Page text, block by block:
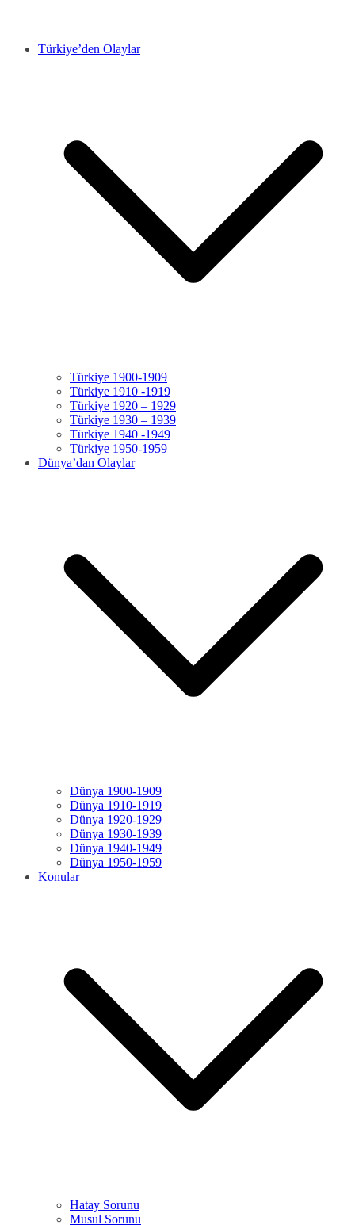
Türkiye’den Olaylar
Türkiye 1900-1909
Türkiye 1910 -1919
Türkiye 1920 – 1929
Türkiye 1930 – 1939
Türkiye 1940 -1949
Türkiye 1950-1959
Dünya’dan Olaylar
Dünya 1900-1909
Dünya 1910-1919
Dünya 1920-1929
Dünya 1930-1939
Dünya 1940-1949
Dünya 1950-1959
Konular
Hatay Sorunu
Musul Sorunu